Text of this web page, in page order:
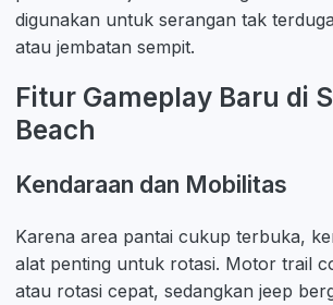
digunakan untuk serangan tak
atau jembatan sempit.
Fitur Gameplay Baru di
Beach
Kendaraan dan Mobilitas
Karena area pantai cukup terbuka,
alat penting untuk rotasi. Motor trail
atau rotasi cepat, sedangkan jeep